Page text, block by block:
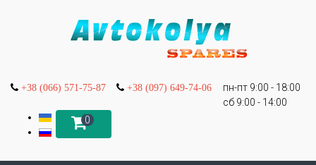
+38 (066) 571-75-87 +38 (097) 649-74-06
пн-пт 9:00 - 18:00
сб 9:00 - 14:00
0